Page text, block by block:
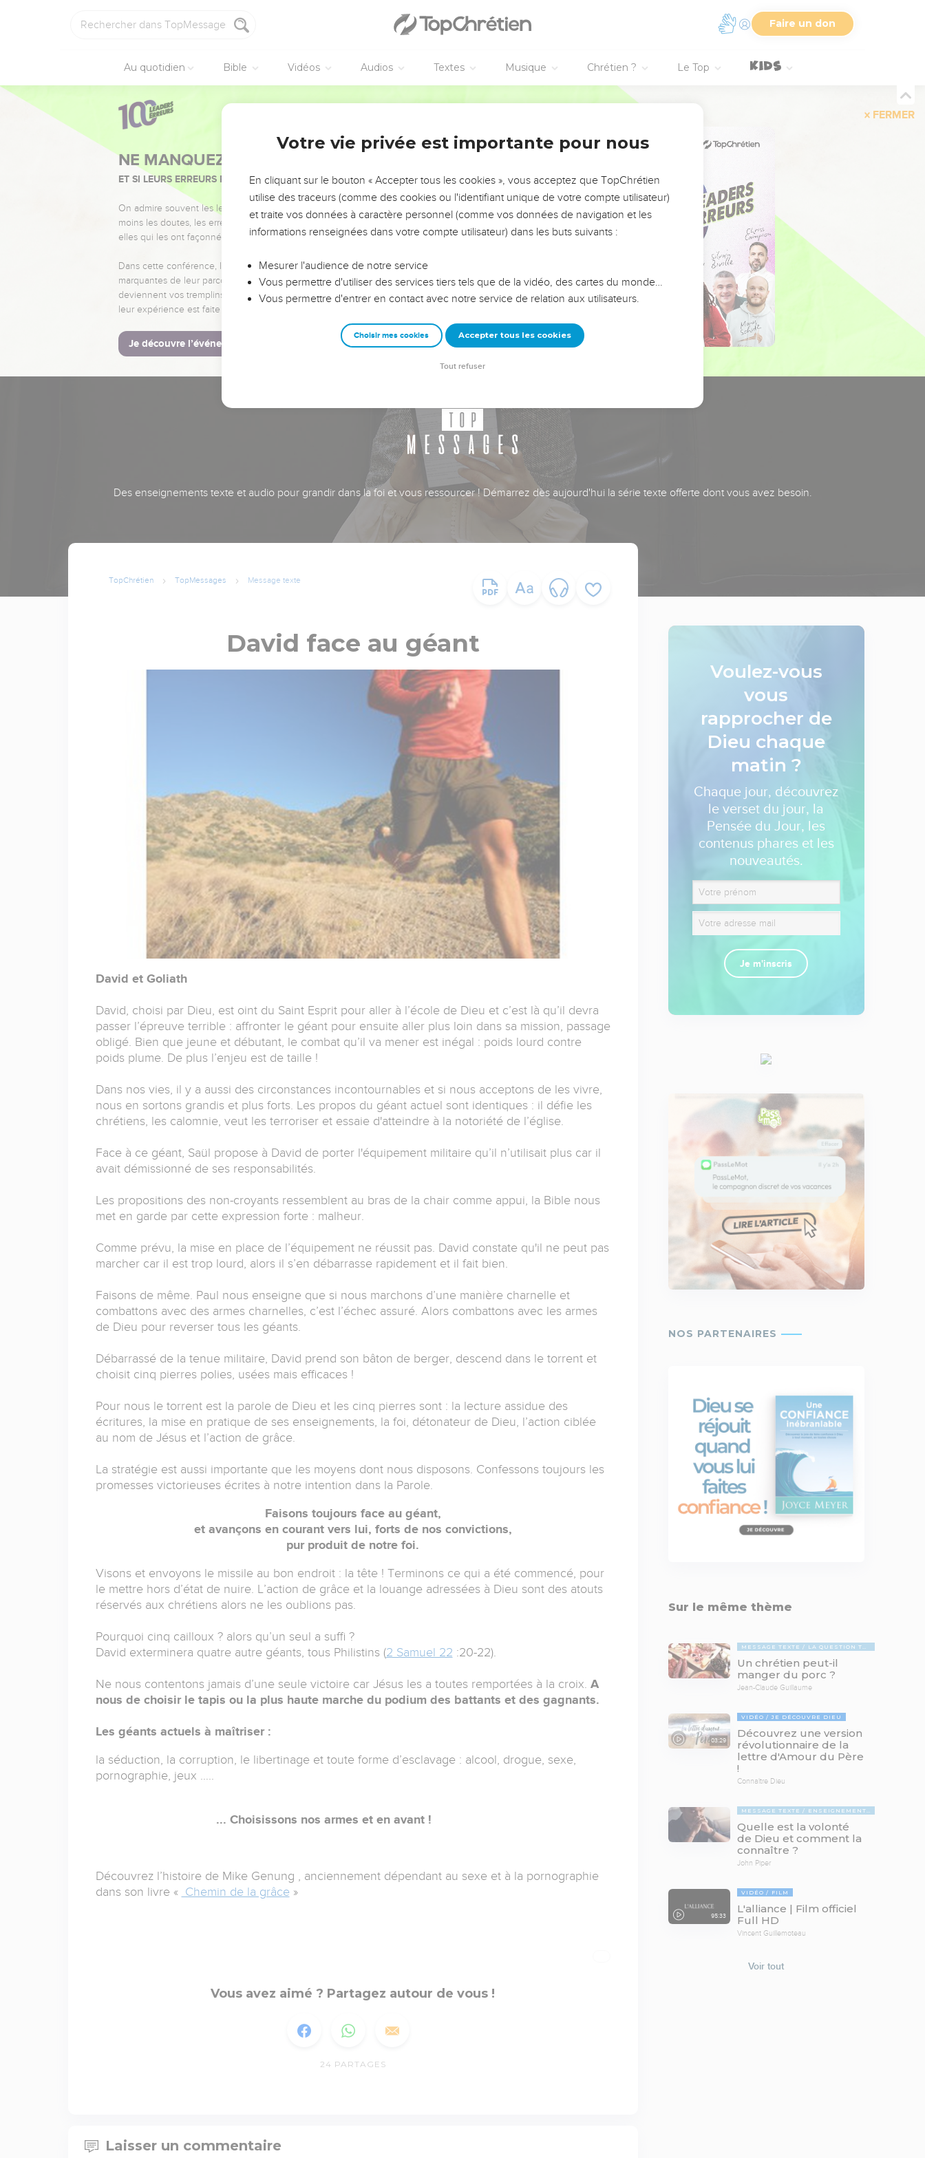
Faire un don
Au quotidien Bible Vidéos Audios Textes Musique Chrétien ? Le Top
FERMER
NE MANQUEZ PAS L’ÉVÉNEMENT DE L’ANNÉE !
ET SI LEURS ERREURS POUVAIENT VOUS ÉVITER LES VOTRES ?
On admire souvent les leaders pour leurs réussites, leur impact, leur foi ou leur vision. Mais on voit
moins les doutes, les erreurs et les saisons difficiles qu'ils ont traversés, alors même que ce sont
elles qui les ont façonnés.
Dans cette conférence, leaders, entrepreneurs, et responsables reviennent sur les erreurs
marquantes de leur parcours et les clés pour avancer avec plus de sagesse afin que leurs erreurs
deviennent vos tremplins. Que vous guidiez un ministère, une équipe, un groupe ou une famille,
leur expérience est faite pour vous.
Je découvre l’événement
Des enseignements texte et audio pour grandir dans la foi et vous ressourcer ! Démarrez dès aujourd'hui la série texte offerte dont vous avez besoin.
TopChrétien TopMessages Message texte
David face au géant
David et Goliath
David, choisi par Dieu, est oint du Saint Esprit pour aller à l’école de Dieu et c’est là qu’il devra
passer l’épreuve terrible : affronter le géant pour ensuite aller plus loin dans sa mission, passage
obligé. Bien que jeune et débutant, le combat qu’il va mener est inégal : poids lourd contre
poids plume. De plus l’enjeu est de taille !
Dans nos vies, il y a aussi des circonstances incontournables et si nous acceptons de les vivre,
nous en sortons grandis et plus forts. Les propos du géant actuel sont identiques : il défie les
chrétiens, les calomnie, veut les terroriser et essaie d'atteindre à la notoriété de l’église.
Face à ce géant, Saül propose à David de porter l'équipement militaire qu’il n’utilisait plus car il
avait démissionné de ses responsabilités.
Les propositions des non-croyants ressemblent au bras de la chair comme appui, la Bible nous
met en garde par cette expression forte : malheur.
Comme prévu, la mise en place de l’équipement ne réussit pas. David constate qu'il ne peut pas
marcher car il est trop lourd, alors il s’en débarrasse rapidement et il fait bien.
Faisons de même. Paul nous enseigne que si nous marchons d’une manière charnelle et
combattons avec des armes charnelles, c’est l’échec assuré. Alors combattons avec les armes
de Dieu pour reverser tous les géants.
Débarrassé de la tenue militaire, David prend son bâton de berger, descend dans le torrent et
choisit cinq pierres polies, usées mais efficaces !
Pour nous le torrent est la parole de Dieu et les cinq pierres sont : la lecture assidue des
écritures, la mise en pratique de ses enseignements, la foi, détonateur de Dieu, l’action ciblée
au nom de Jésus et l’action de grâce.
La stratégie est aussi importante que les moyens dont nous disposons. Confessons toujours les
promesses victorieuses écrites à notre intention dans la Parole.
Faisons toujours face au géant,
et avançons en courant vers lui, forts de nos convictions,
pur produit de notre foi.
Visons et envoyons le missile au bon endroit : la tête ! Terminons ce qui a été commencé, pour
le mettre hors d’état de nuire. L’action de grâce et la louange adressées à Dieu sont des atouts
réservés aux chrétiens alors ne les oublions pas.
Pourquoi cinq cailloux ? alors qu’un seul a suffi ?
David exterminera quatre autre géants, tous Philistins (2 Samuel 22 :20-22).
Ne nous contentons jamais d’une seule victoire car Jésus les a toutes remportées à la croix. A
nous de choisir le tapis ou la plus haute marche du podium des battants et des gagnants.
Les géants actuels à maîtriser :
la séduction, la corruption, le libertinage et toute forme d’esclavage : alcool, drogue, sexe,
pornographie, jeux …..
... Choisissons nos armes et en avant !
Découvrez l’histoire de Mike Genung , anciennement dépendant au sexe et à la pornographie
dans son livre « Chemin de la grâce»
Vous avez aimé ? Partagez autour de vous !
24 PARTAGES
Laisser un commentaire
Voulez-vous
vous
rapprocher de
Dieu chaque
matin ?
Chaque jour, découvrez
le verset du jour, la
Pensée du Jour, les
contenus phares et les
nouveautés.
Je m'inscris
Sur le même thème
MESSAGE TEXTE LA QUESTION TABOUE
Un chrétien peut-il
manger du porc ?
Jean-Claude Guillaume
03:29
VIDÉO JE DÉCOUVRE DIEU
Découvrez une version
révolutionnaire de la
lettre d'Amour du Père
!
Connaître Dieu
MESSAGE TEXTE ENSEIGNEMENTS BIBLIQUES
Quelle est la volonté
de Dieu et comment la
connaître ?
John Piper
95:33
VIDÉO FILM
L'alliance | Film officiel
Full HD
Vincent Guillemoteau
Voir tout
Votre vie privée est importante pour nous
En cliquant sur le bouton « Accepter tous les cookies », vous acceptez que TopChrétien
utilise des traceurs (comme des cookies ou l'identifiant unique de votre compte utilisateur)
et traite vos données à caractère personnel (comme vos données de navigation et les
informations renseignées dans votre compte utilisateur) dans les buts suivants :
Mesurer l'audience de notre service
Vous permettre d'utiliser des services tiers tels que de la vidéo, des cartes du monde…
Vous permettre d'entrer en contact avec notre service de relation aux utilisateurs.
Choisir mes cookies Accepter tous les cookies
Tout refuser